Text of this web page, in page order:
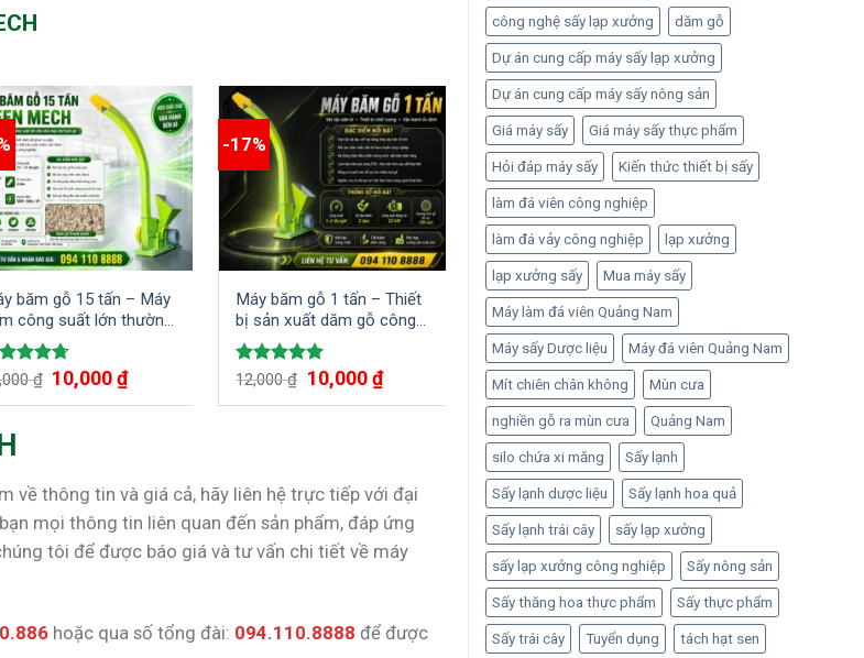
công nghệ sấy lạp xưởng dăm gỗ
Dự án cung cấp máy sấy lạp xưởng
Dự án cung cấp máy sấy nông sản
Giá máy sấy Giá máy sấy thực phẩm
Hỏi đáp máy sấy Kiến thức thiết bị sấy
làm đá viên công nghiệp
làm đá vảy công nghiệp lạp xưởng
lạp xưởng sấy Mua máy sấy
Máy làm đá viên Quảng Nam
Máy sấy Dược liệu Máy đá viên Quảng Nam
Mít chiên chân không Mùn cưa
nghiền gỗ ra mùn cưa Quảng Nam
silo chứa xi măng Sấy lạnh
Sấy lạnh dược liệu Sấy lạnh hoa quả
Sấy lạnh trái cây sấy lạp xưởng
sấy lạp xưởng công nghiệp Sấy nông sản
Sấy thăng hoa thực phẩm Sấy thực phẩm
Sấy trái cây Tuyển dụng tách hạt sen
băm gỗ 15 tấn – Máy
công suất lớn thường
sử dụng ở các nhà
công nghiệp
xếp
₫ Giá
gốc
là:
10,000₫Giá
hiện
tại
-17%
Máy băm gỗ 1 tấn – Thiết
bị sản xuất dăm gỗ công
suất nhỏ
Được xếp
12,000₫ Giá
gốc
là:
10,000₫Giá
hiện
tại
-17%
Máy băm gỗ 10 tấn – Thiết
bị không thể thiếu trong
ngành chế biến dăm gỗ
Được xếp
hạng5.00
5 sao
12,000₫ Giá
gốc
là:
12,000 ₫.
10,000₫ Giá
hiện
tại
là:
10,000 ₫.
-17%
chế biến gỗ
vừa
về thông tin và giá cả, hãy liên hệ trực tiếp với đại
mọi thông tin liên quan đến sản phẩm, đáp ứng
tôi để được báo giá và tư vấn chi tiết về máy
hoặc qua số tổng đài: 094.110.8888 để được